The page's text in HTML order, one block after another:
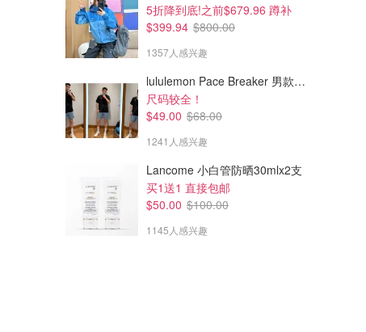
5折降到底!之前$679.96 蹲补
$399.94 $800.00
1357人感兴趣
lululemon Pace Breaker 男款短裤 7英寸
尺码较全！
$49.00 $68.00
1241人感兴趣
Lancome 小白管防晒30mlx2支
买1送1 直接包邮
$50.00 $100.00
1145人感兴趣